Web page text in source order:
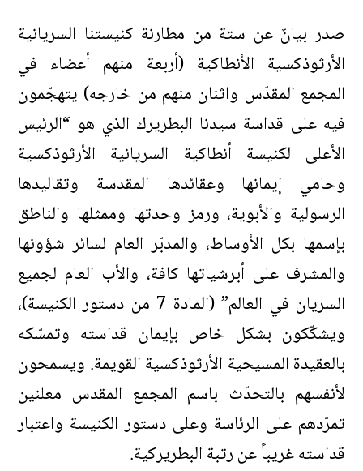
صدر بيانٌ عن ستة من مطارنة كنيستنا السريانية
الأرثوذكسية الأنطاكية (أربعة منهم أعضاء في
المجمع المقدّس واثنان منهم من خارجه) يتهجّمون
فيه على قداسة سيدنا البطريرك الذي هو “الرئيس
الأعلى لكنيسة أنطاكية السريانية الأرثوذكسية
وحامي إيمانها وعقائدها المقدسة وتقاليدها
الرسولية والأبوية، ورمز وحدتها وممثلها والناطق
بإسمها بكل الأوساط، والمدبّر العام لسائر شؤونها
والمشرف على أبرشياتها كافة، والأب العام لجميع
السريان في العالم” (المادة 7 من دستور الكنيسة)،
ويشكّكون بشكل خاص بإيمان قداسته وتمسّكه
بالعقيدة المسيحية الأرثوذكسية القويمة. ويسمحون
لأنفسهم بالتحدّث باسم المجمع المقدس معلنين
تمرّدهم على الرئاسة وعلى دستور الكنيسة واعتبار
قداسته غريباً عن رتبة البطريركية.